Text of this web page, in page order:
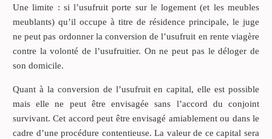
Une limite : si l’usufruit porte sur le logement (et les meubles
meublants) qu’il occupe à titre de résidence principale, le juge
ne peut pas ordonner la conversion de l’usufruit en rente viagère
contre la volonté de l’usufruitier. On ne peut pas le déloger de
son domicile.
Quant à la conversion de l’usufruit en capital, elle est possible
mais elle ne peut être envisagée sans l’accord du conjoint
survivant. Cet accord peut être envisagé amiablement ou dans le
cadre d’une procédure contentieuse. La valeur de ce capital sera